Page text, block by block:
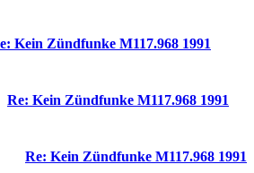
Kein Zündfunke M117.968 1991
Re: Kein Zündfunke M117.968 1991
Re: Kein Zündfunke M117.968 1991